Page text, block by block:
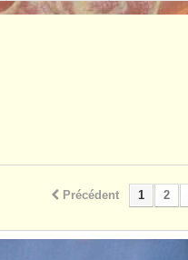
Précédent 1 2